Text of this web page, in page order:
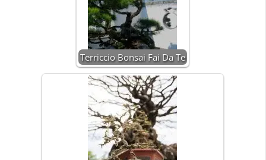
Terriccio Bonsai Fai Da Te